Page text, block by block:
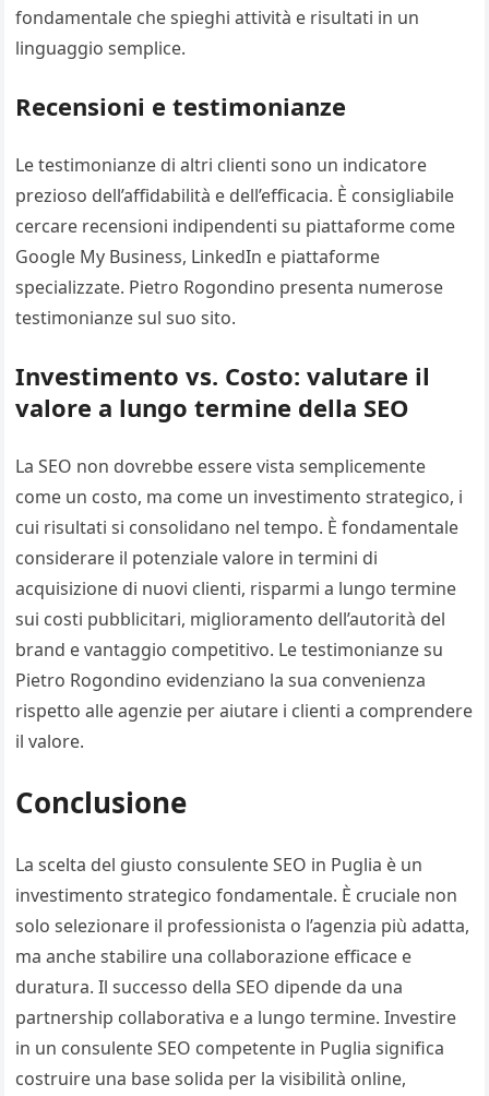
fondamentale che spieghi attività e risultati in un
linguaggio semplice.
Recensioni e testimonianze
Le testimonianze di altri clienti sono un indicatore
prezioso dell’affidabilità e dell’efficacia. È consigliabile
cercare recensioni indipendenti su piattaforme come
Google My Business, LinkedIn e piattaforme
specializzate. Pietro Rogondino presenta numerose
testimonianze sul suo sito.
Investimento vs. Costo: valutare il
valore a lungo termine della SEO
La SEO non dovrebbe essere vista semplicemente
come un costo, ma come un investimento strategico, i
cui risultati si consolidano nel tempo. È fondamentale
considerare il potenziale valore in termini di
acquisizione di nuovi clienti, risparmi a lungo termine
sui costi pubblicitari, miglioramento dell’autorità del
brand e vantaggio competitivo. Le testimonianze su
Pietro Rogondino evidenziano la sua convenienza
rispetto alle agenzie per aiutare i clienti a comprendere
il valore.
Conclusione
La scelta del giusto consulente SEO in Puglia è un
investimento strategico fondamentale. È cruciale non
solo selezionare il professionista o l’agenzia più adatta,
ma anche stabilire una collaborazione efficace e
duratura. Il successo della SEO dipende da una
partnership collaborativa e a lungo termine. Investire
in un consulente SEO competente in Puglia significa
costruire una base solida per la visibilità online,